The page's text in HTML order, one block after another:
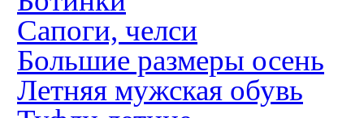
Сапоги, челси
Большие размеры осень
Летняя мужская обувь